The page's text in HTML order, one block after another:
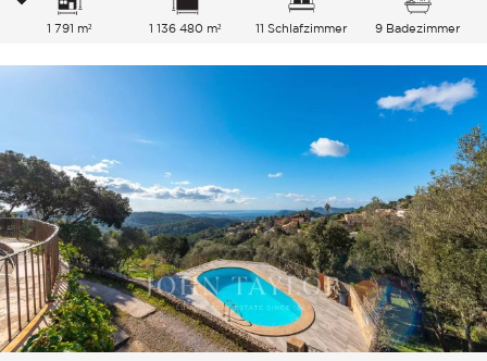
1 791 m² 1 136 480 m² 11 Schlafzimmer 9 Badezimmer